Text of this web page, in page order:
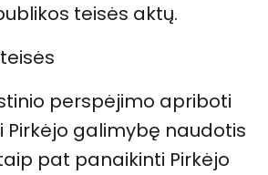
teisės aktų.
perspėjimo apriboti
galimybę naudotis
pat panaikinti Pirkėjo